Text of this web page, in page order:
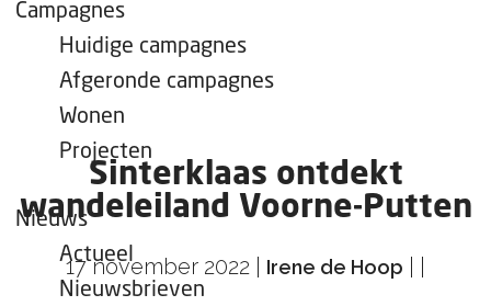
Campagnes
Huidige campagnes
Afgeronde campagnes
Wonen
Projecten
Nieuws
Actueel
Nieuwsbrieven
Sinterklaas ontdekt
wandeleiland Voorne-Putten
17 november 2022 Irene de Hoop